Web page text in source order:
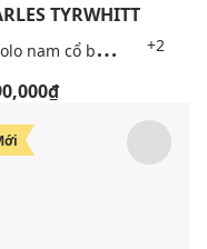
TYRWHITT
Á
o polo nam cổ bẻ tay ngắn lịch lãm +2